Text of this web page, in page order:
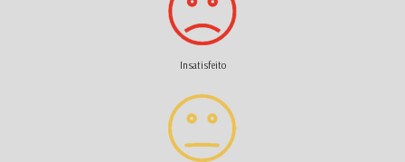
Insatisfeito